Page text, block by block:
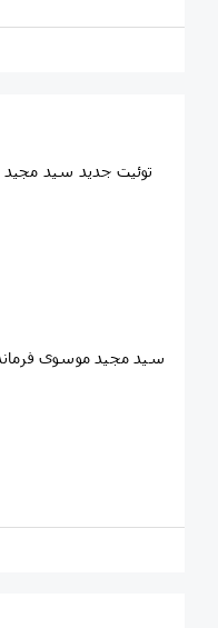
توئیت جدید سید مجید
سید مجید موسوی